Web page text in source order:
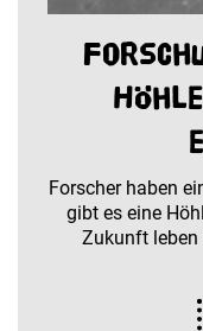
Forscher haben
gibt es eine
Zukunft leben